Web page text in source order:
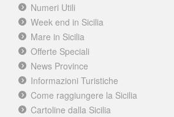
Numeri Utili
Week end in Sicilia
Mare in Sicilia
Offerte Speciali
News Province
Informazioni Turistiche
Come raggiungere la Sicilia
Cartoline dalla Sicilia